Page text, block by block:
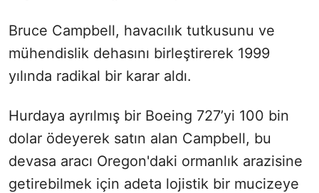
Bruce Campbell, havacılık tutkusunu ve
mühendislik dehasını birleştirerek 1999
yılında radikal bir karar aldı.
Hurdaya ayrılmış bir Boeing 727’yi 100 bin
dolar ödeyerek satın alan Campbell, bu
devasa aracı Oregon'daki ormanlık arazisine
getirebilmek için adeta lojistik bir mucizeye